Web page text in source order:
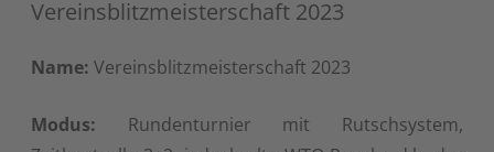
Vereinsblitzmeisterschaft 2023
Name: Vereinsblitzmeisterschaft 2023
Modus: Rundenturnier mit Rutschsystem,